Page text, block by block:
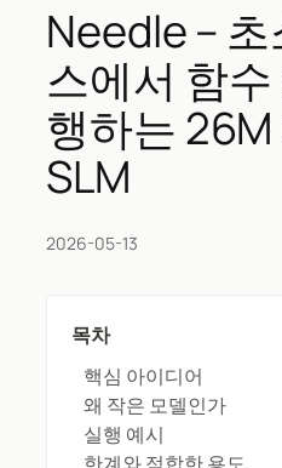
Needle –
스에서 함
행하는
SLM
2026-05-13
목차
핵심 아이디어
왜 작은 모델인가
실행 예시